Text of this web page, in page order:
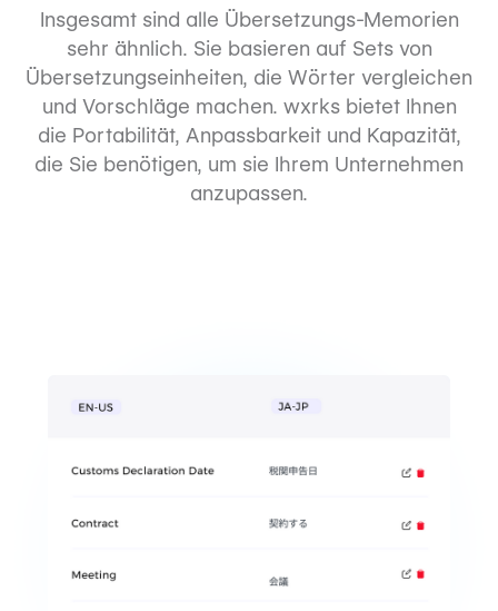
Insgesamt sind alle Übersetzungs-Memorien
sehr ähnlich. Sie basieren auf Sets von
Übersetzungseinheiten, die Wörter vergleichen
und Vorschläge machen. wxrks bietet Ihnen
die Portabilität, Anpassbarkeit und Kapazität,
die Sie benötigen, um sie Ihrem Unternehmen
anzupassen.